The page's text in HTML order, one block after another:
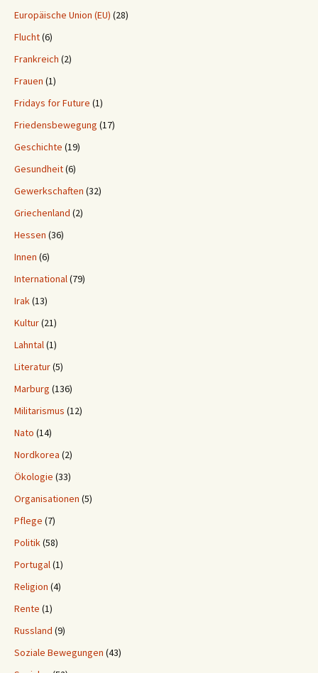
Europäische Union (EU) (28)
Flucht(6)
Frankreich (2)
Frauen (1)
Fridays for Future (1)
Friedensbewegung (17)
Geschichte (19)
Gesundheit(6)
Gewerkschaften (32)
Griechenland (2)
Hessen (36)
Innen (6)
International(79)
Irak(13)
Kultur(21)
Lahntal(1)
Literatur(5)
Marburg (136)
Militarismus (12)
Nato (14)
Nordkorea (2)
Ökologie (33)
Organisationen (5)
Pflege (7)
Politik(58)
Portugal(1)
Religion (4)
Rente (1)
Russland (9)
Soziale Bewegungen (43)